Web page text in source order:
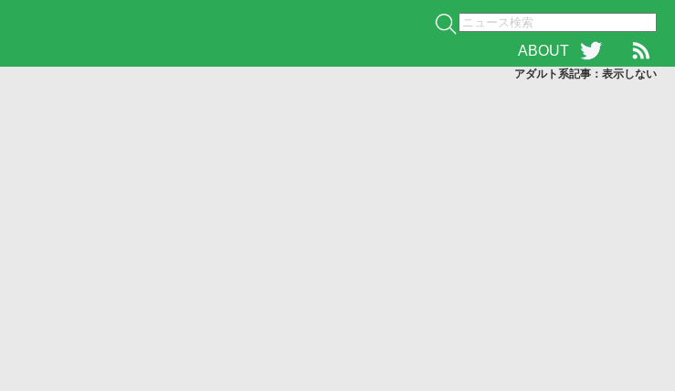
ABOUT
アダルト系記事：表示しない